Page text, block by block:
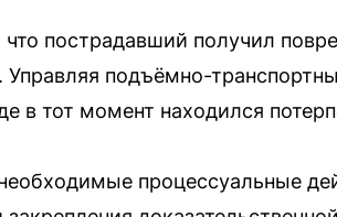
что пострадавший получил
Управляя подъёмно-
в тот момент находился
процессуальные